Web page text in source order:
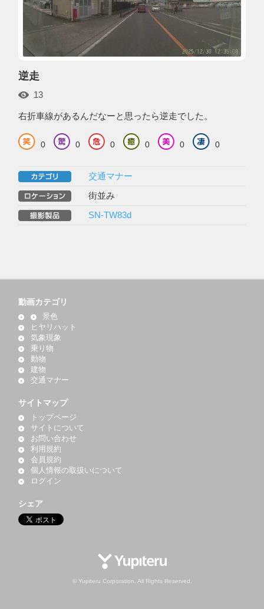
逆走
13
右折車線があるんだなーと思ったら逆走でした。
0 0 0 0 0 0
交通マナー
街並み
SN-TW83d
動画カテゴリ
景色
ヒヤリハット
気象現象
乗り物
動物
建物
交通マナー
サイトマップ
トップページ
サイトについて
お問い合わせ
利用規約
会員規約
個人情報の取扱いについて
ログイン
シェア
© Yupiteru Corporation. All Rights Reserved.